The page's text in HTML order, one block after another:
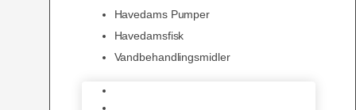
Havedams Pumper
Havedamsfisk
Vandbehandlingsmidler